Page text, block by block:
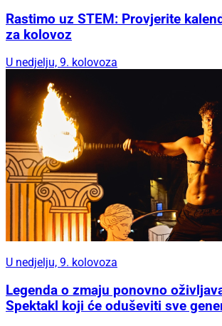
Rastimo uz STEM: Provjerite
za kolovoz
U nedjelju, 9. kolovoza
U nedjelju, 9. kolovoza
Legenda o zmaju ponovno
Spektakl koji će oduševiti sve